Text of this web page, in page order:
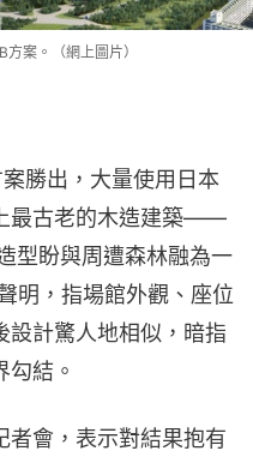
案。（網上圖片）
勝出，大量使用日本
最古老的木造建築——
型盼與周遭森林融為一
明，指場館外觀、座位
設計驚人地相似，暗指
結。
者會，表示對結果抱有